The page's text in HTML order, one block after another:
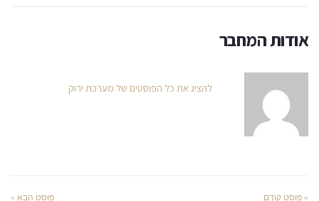
אודות המחבר
להציג את כל הפוסטים של מערכת ירוק
« פוסט קודם פוסט הבא »